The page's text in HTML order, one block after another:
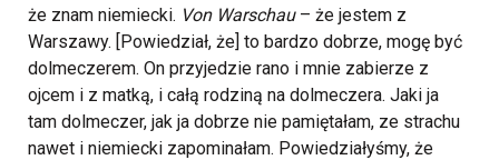
że znam niemiecki. Von Warschau– że jestem z
Warszawy. [Powiedział, że] to bardzo dobrze, mogę być
dolmeczerem. On przyjedzie rano i mnie zabierze z
ojcem i z matką, i całą rodziną na dolmeczera. Jaki ja
tam dolmeczer, jak ja dobrze nie pamiętałam, ze strachu
nawet i niemiecki zapominałam. Powiedziałyśmy, że